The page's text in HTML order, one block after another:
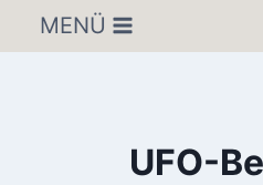
MENÜ
UFO-